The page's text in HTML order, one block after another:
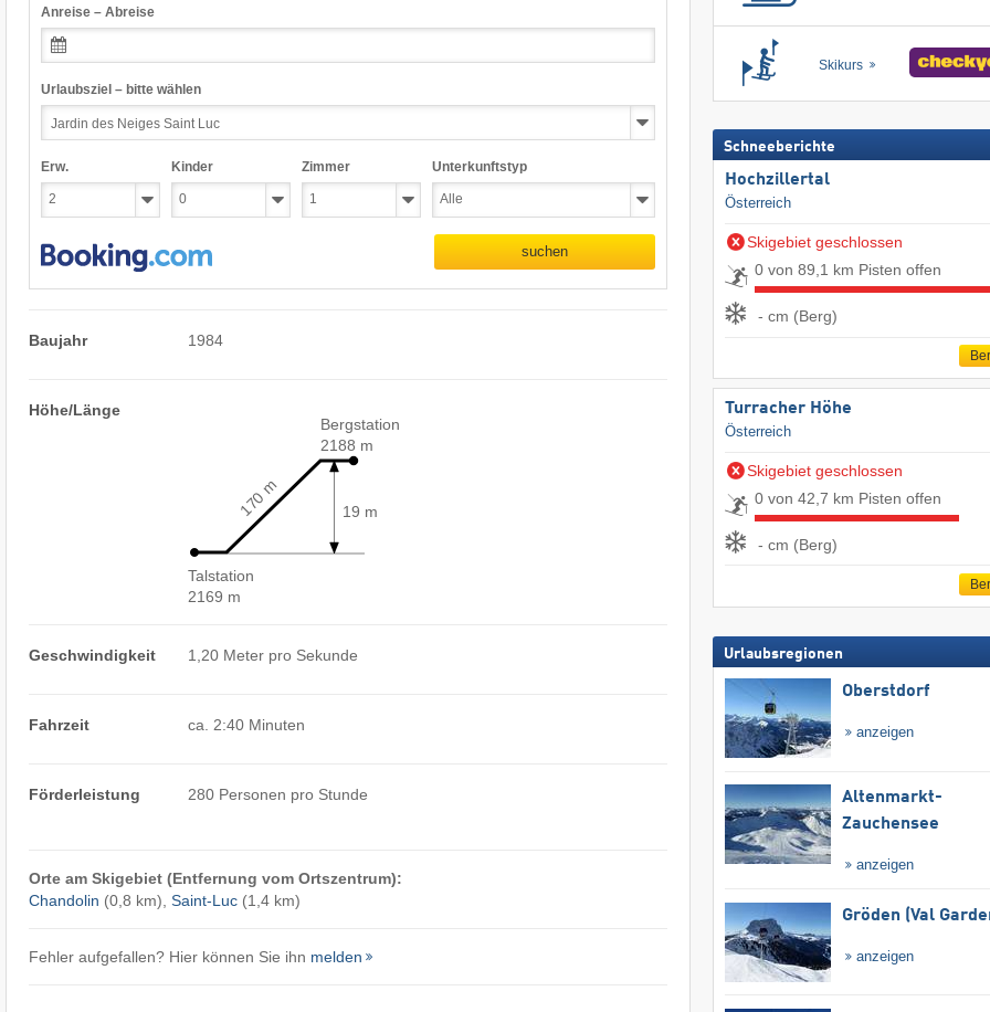
Anreise – Abreise
Urlaubsziel – bitte wählen
Erw. Kinder Zimmer Unterkunftstyp
suchen
Baujahr 1984
Höhe/Länge
Talstation
2169 m
Bergstation
2188 m
19 m
170 m
Geschwindigkeit 1,20 Meter pro Sekunde
Fahrzeit ca. 2:40 Minuten
Förderleistung 280 Personen pro Stunde
Orte am Skigebiet (Entfernung vom Ortszentrum):
Chandolin (0,8 km), Saint-Luc(1,4 km)
Fehler aufgefallen? Hier können Sie ihn melden
Skikurs
Schneeberichte
Hochzillertal
Österreich
Skigebiet geschlossen
0 von 89,1 km Pisten offen
- cm (Berg)
Turracher Höhe
Österreich
Skigebiet geschlossen
0 von 42,7 km Pisten offen
- cm (Berg)
Urlaubsregionen
Oberstdorf
anzeigen
Altenmarkt-
Zauchensee
anzeigen
Gröden (Val
anzeigen